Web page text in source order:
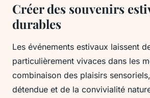
Créer des souvenirs
durables
Les événements estivaux laissent
particulièrement vivaces dans les
combinaison des plaisirs
détendue et de la convivialité